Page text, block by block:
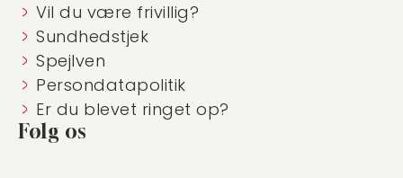
Vil du være frivillig?
Sundhedstjek
Spejlven
Persondatapolitik
Er du blevet ringet op?
Følg os